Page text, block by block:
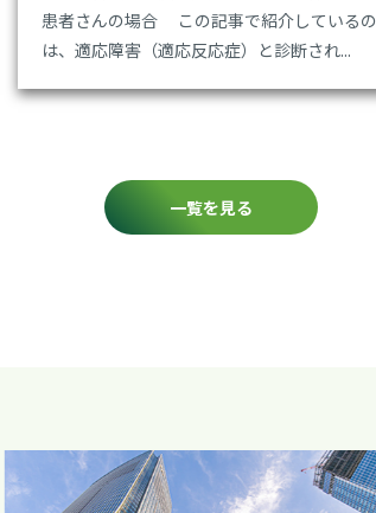
患者さんの場合 この記事で紹介しているの
は、適応障害（適応反応症）と診断され...
一覧を見る